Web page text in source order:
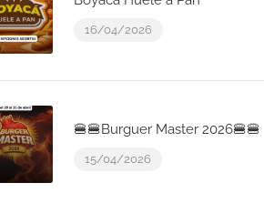
16/04/2026
🍔🍔Burguer Master 2026🍔🍔
15/04/2026